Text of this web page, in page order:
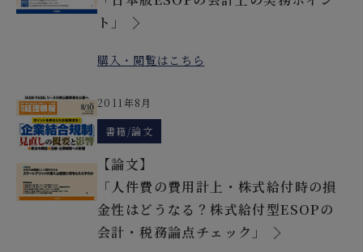
ト」
購入・閲覧はこちら
2011年8月
書籍/論文
【論文】
「人件費の費用計上・株式給付時の損
金性はどうなる？株式給付型ESOPの
会計・税務論点チェック」